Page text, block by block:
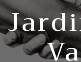
jardin partagé